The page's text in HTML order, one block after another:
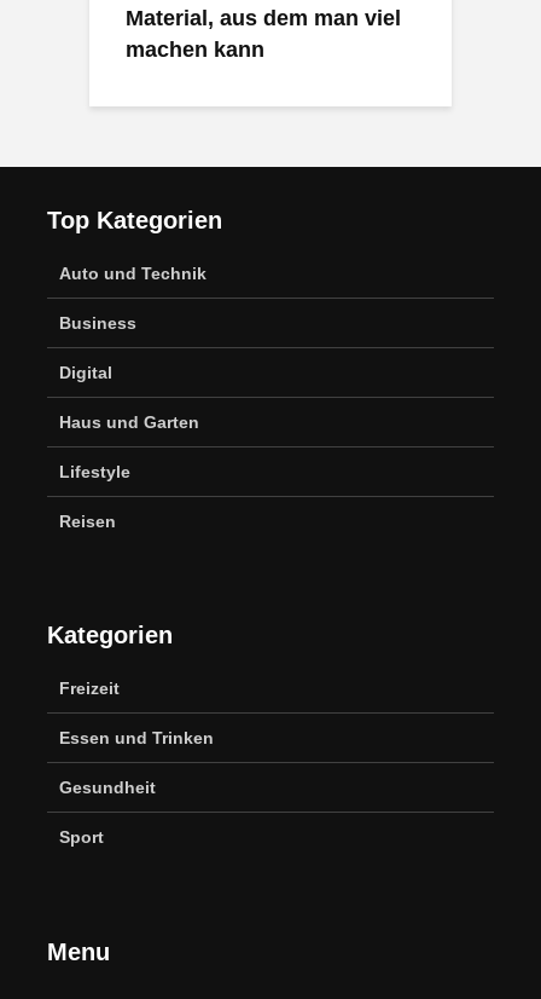
Material, aus dem man viel
machen kann
Top Kategorien
Auto und Technik
Business
Digital
Haus und Garten
Lifestyle
Reisen
Kategorien
Freizeit
Essen und Trinken
Gesundheit
Sport
Menu